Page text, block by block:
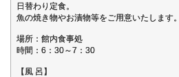
日替わり定食。
魚の焼き物やお漬物等をご用意いたします。
場所：館内食事処
時間：6：30～7：30
【風 呂】